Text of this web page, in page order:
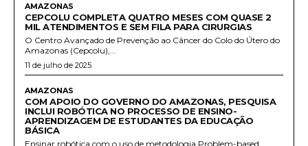
AMAZONAS
CEPCOLU COMPLETA QUATRO MESES COM QUASE 2
MIL ATENDIMENTOS E SEM FILA PARA CIRURGIAS
O Centro Avançado de Prevenção ao Câncer do Colo do Útero do
Amazonas (Cepcolu),...
11 de julho de 2025
AMAZONAS
COM APOIO DO GOVERNO DO AMAZONAS, PESQUISA
INCLUI ROBÓTICA NO PROCESSO DE ENSINO-
APRENDIZAGEM DE ESTUDANTES DA EDUCAÇÃO
BÁSICA
Ensinar robótica com o uso de metodologia Problem-based